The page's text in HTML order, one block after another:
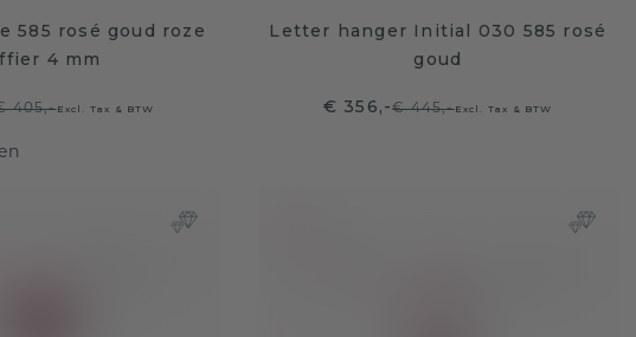
585 rosé goud roze
4 mm
405,-Excl. Tax & BTW
Letter hanger Initial 030 585 rosé
goud
€ 356,-€ 445,-Excl. Tax & BTW